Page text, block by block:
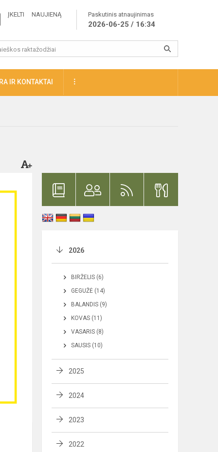
ĮKELTI NAUJIENĄ Paskutinis atnaujinimas
2026-06-25 / 16:34
IR KONTAKTAI
2026
BIRŽELIS (6)
GEGUŽĖ (14)
BALANDIS (9)
KOVAS (11)
VASARIS (8)
SAUSIS (10)
2025
2024
2023
2022